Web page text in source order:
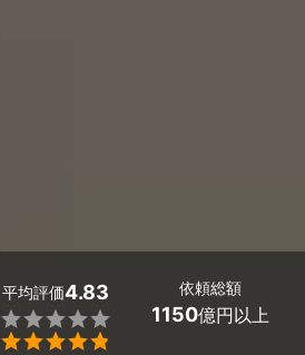
平均評価4.83


依頼総額
1150億円以上